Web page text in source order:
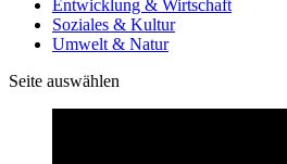
Entwicklung & Wirtschaft
Soziales & Kultur
Umwelt & Natur
Seite auswählen